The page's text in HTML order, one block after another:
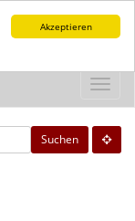
Akzeptieren
Suchen